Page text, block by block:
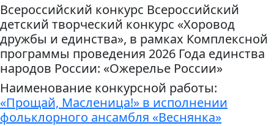
Всероссийский конкурс Всероссийский
детский творческий конкурс «Хоровод
дружбы и единства», в рамках Комплексной
программы проведения 2026 Года единства
народов России: «Ожерелье России»
Наименование конкурсной работы:
«Прощай, Масленица!» в исполнении
фольклорного ансамбля «Веснянка»